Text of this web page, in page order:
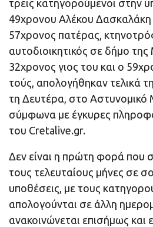
τρεις κατηγορούμενοι στην
49χρονου Αλέκου
57χρονος πατέρας,
αυτοδιοικητικός σε δήμο
32χρονος γιος του και ο
τούς, απολογήθηκαν τελικά
τη Δευτέρα, στο Αστυνομικό
σύμφωνα με έγκυρες
του Cretalive.gr.
Δεν είναι η πρώτη φορά που
τους τελευταίους μήνες σε
υποθέσεις, με τους
απολογούνται σε άλλη
ανακοινώνεται επισήμως και